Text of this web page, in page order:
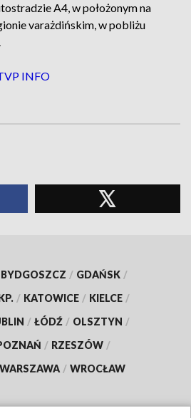
A4, w położonym na
varażdińskim, w pobliżu
INFO
BYDGOSZCZ / GDAŃSK /
/ KATOWICE / KIELCE /
/ ŁÓDŹ / OLSZTYN /
/ RZESZÓW /
WARSZAWA / WROCŁAW